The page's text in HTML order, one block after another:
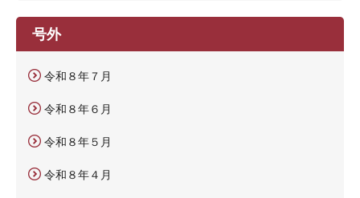
号外
令和８年７月
令和８年６月
令和８年５月
令和８年４月